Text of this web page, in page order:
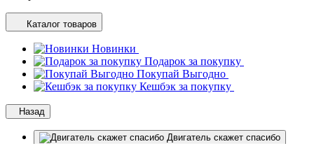
Каталог товаров
Новинки
Подарок за покупку
Покупай Выгодно
Кешбэк за покупку
Назад
Двигатель скажет спасибо